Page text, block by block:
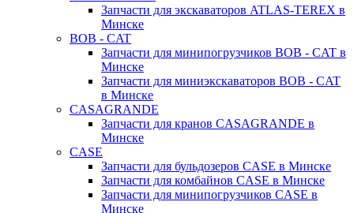
Запчасти для экскаваторов ATLAS-TEREX в
Минске
BOB - CAT
Запчасти для минипогрузчиков BOB - CAT в
Минске
Запчасти для миниэкскаваторов BOB - CAT
в Минске
CASAGRANDE
Запчасти для кранов CASAGRANDE в
Минске
CASE
Запчасти для бульдозеров CASE в Минске
Запчасти для комбайнов CASE в Минске
Запчасти для минипогрузчиков CASE в
Минске